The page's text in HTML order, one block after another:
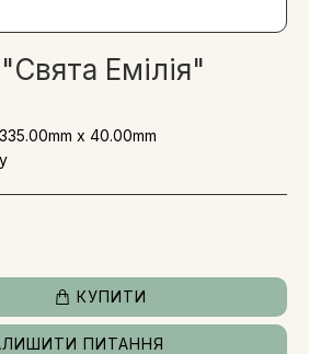
"Свята Емілія"
x 40.00mm
КУПИТИ
ПИТАННЯ